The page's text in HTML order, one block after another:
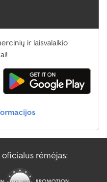
ir laisvalaikio
rėmėjas: